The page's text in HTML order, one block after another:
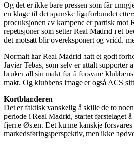
Og det er ikke bare pressen som får
en klage til det spanske ligaforbundet
produksjonen av kampene er partisk
repetisjoner som setter Real Madrid i et
det motsatt blir overeksponert og vridd,
Normalt har Real Madrid hatt et godt
Javier Tebas, som selv er uttalt supporter
bruker all sin makt for å forsvare
makt. Og klubbens image er også ACS
Kortblanderen
Det er faktisk vanskelig å skille de to
periode i Real Madrid, startet førstelaget
fjerne Østen. Det kunne kanskje
markedsføringsperspektiv, men ikke